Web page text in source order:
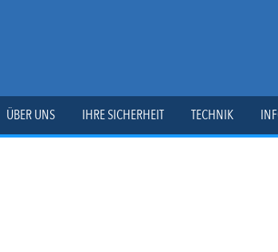
ÜBER UNS IHRE SICHERHEIT TECHNIK